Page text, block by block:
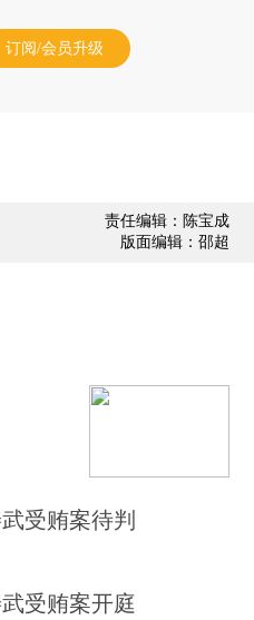
订阅/会员升级
责任编辑：陈宝成
版面编辑：邵超
受贿案待判
受贿案开庭